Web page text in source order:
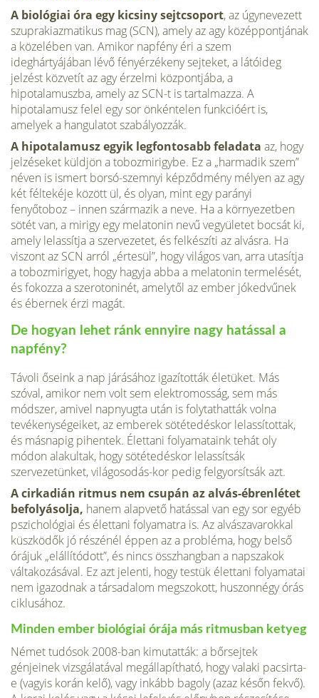
A biológiai óra egy kicsiny sejtcsoport, az úgynevezett
szuprakiazmatikus mag (SCN), amely az agy középpontjának
a közelében van. Amikor napfény éri a szem
ideghártyájában lévő fényérzékeny sejte­ket, a látóideg
jelzést közvetít az agy érzelmi központjába, a
hipotalamuszba, amely az SCN-t is tartalmazza. A
hipotalamusz felel egy sor önkéntelen funkcióért is,
amelyek a hangulatot szabályozzák.
A hipotalamusz egyik legfontosabb feladata az, hogy
jelzéseket küldjön a tobozmirigybe. Ez a „harmadik szem”
néven is ismert borsó-szemnyi képződmény mélyen az agy
két féltekéje között ül, és olyan, mint egy parányi
fenyőtoboz – innen származik a neve. Ha a környe­zetben
sötét van, a mirigy egy melatonin nevű vegyületet bocsát ki,
amely lelassítja a szervezetet, és felkészíti az alvásra. Ha
viszont az SCN arról „értesül”, hogy világos van, arra utasítja
a tobozmirigyet, hogy hagyja abba a melatonin termelését,
és fokozza a szerotoninét, amelytől az ember jókedvűnek
és ébernek érzi magát.
De hogyan lehet ránk ennyire nagy hatással a
napfény?
Távoli őseink a nap járásához igazították életüket. Más
szóval, amikor nem volt sem elektromosság, sem más
módszer, amivel napnyugta után is folytathatták volna
tevékenységeiket, az emberek sötétedéskor lelassí­tottak,
és másnapig pihentek. Élettani folyamataink tehát oly
módon alakultak, hogy sötétedéskor lelassítsák
szervezetünket, világosodás-kor pedig felgyorsítsák azt.
A cirkadián ritmus nem csupán az alvás-ébrenlétet
befolyásolja, hanem alapvető hatással van egy sor egyéb
pszichológiai és élettani folyamatra is. Az alvászavarokkal
küszködők jó részénél éppen az a probléma, hogy belső
órájuk „elállítódott”, és nincs összhangban a napszakok
váltakozásával. Ez azt jelenti, hogy testük élettani folyamatai
nem igazodnak a társadalom megszokott, huszonnégy órás
ciklusához.
Minden ember biológiai órája más ritmusban ketyeg
Német tu­dósok 2008-ban kimutatták: a bőrsejtek
génjeinek vizsgálatával meg­állapítható, hogy valaki pacsirta-
e (vagyis korán kelő), vagy inkább ba­goly (azaz későn fekvő).